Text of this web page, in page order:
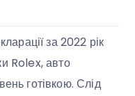
за 2022 рік
Rolex, авто
готівкою. Слід